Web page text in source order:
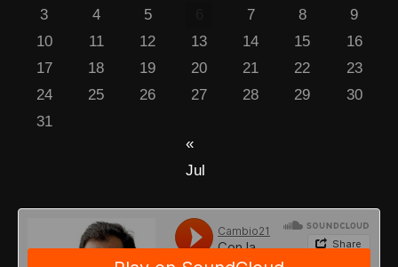
3
4 5 7 8
9
10
11 12 13 14 15
16
17
18 19 20 21 22
23
24
25 26 27 28 29
30
31
«
Jul